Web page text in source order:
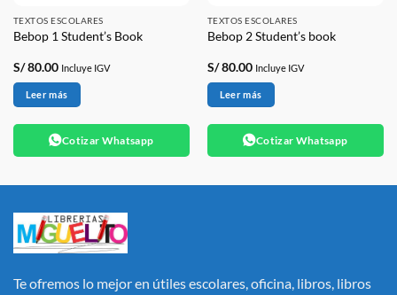
TEXTOS ESCOLARES
Bebop 1 Student’s Book
S/80.00 Incluye IGV
Leer más
Cotizar Whatsapp
TEXTOS ESCOLARES
Bebop 2 Student’s book
S/80.00 Incluye IGV
Leer más
Cotizar Whatsapp
Te ofremos lo mejor en útiles escolares, oficina, libros, libros